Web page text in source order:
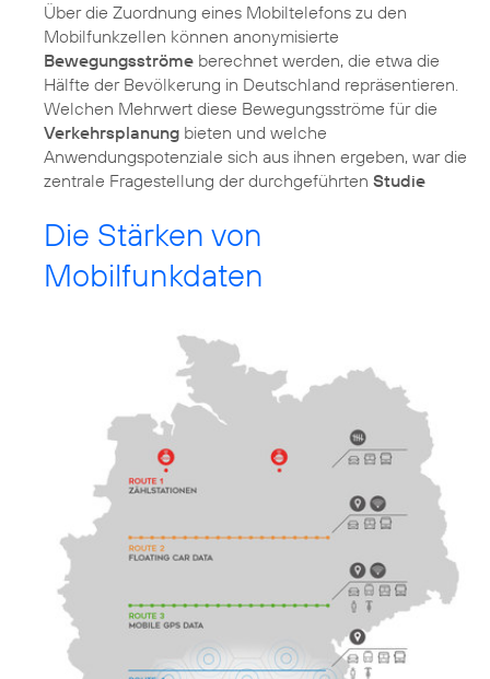
Über die Zuordnung eines Mobiltelefons zu den
Mobilfunkzellen können anonymisierte
Bewegungsströme berechnet werden, die etwa die
Hälfte der Bevölkerung in Deutschland repräsentieren.
Welchen Mehrwert diese Bewegungsströme für die
Verkehrsplanung bieten und welche
Anwendungspotenziale sich aus ihnen ergeben, war die
zentrale Fragestellung der durchgeführten Studie
Die Stärken von
Mobilfunkdaten